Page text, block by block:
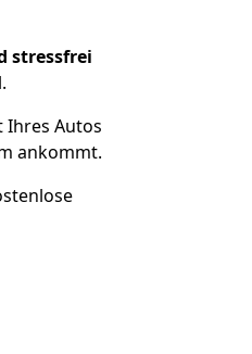
stressfrei
Ihres Autos
ankommt.